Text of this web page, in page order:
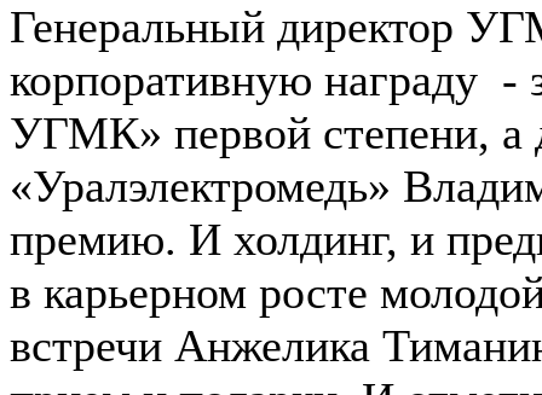
Генеральный директор
корпоративную награду -
УГМК» первой степени, а
«Уралэлектромедь»
премию. И холдинг, и
в карьерном росте
встречи Анжелика